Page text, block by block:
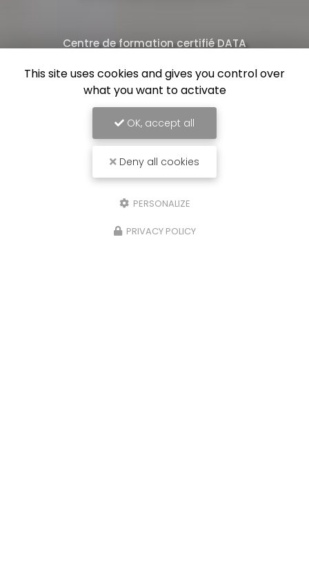
Centre de formation certifié DATA
This site uses cookies and gives you control over
what you want to activate
OK, accept all
Deny all cookies
PERSONALIZE
PRIVACY POLICY